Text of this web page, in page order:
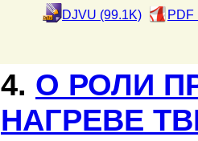
DJVU (99.1K) PDF
4. О РОЛИ
НАГРЕВЕ